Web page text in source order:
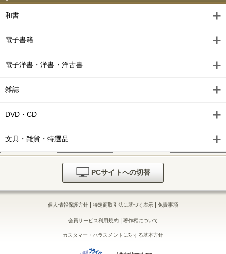
誌]
Comic ZERO-SUM (コミック ゼロサム) 2025年11月号[雑
Comic ZERO-SUM (コミック ゼロサム) 2025年10月号[雑
Comic ZERO-SUM (コミック ゼロサム) 2025年8月号[雑誌]
Comic ZERO-SUM (コミック ゼロサム) 2025年7月号[雑誌]
Comic ZERO-SUM (コミック ゼロサム) 2025年6月号[雑誌]
Comic ZERO-SUM (コミック ゼロサム) 2025年5月号[雑誌]
Comic ZERO-SUM (コミック ゼロサム) 2025年3月号[雑誌]
Comic ZERO-SUM (コミック ゼロサム) 2025年2月号[雑誌]
和書
電子書籍
電子洋書・洋書・洋古書
雑誌
DVD・CD
文具・雑貨・特選品
PCサイトへの切替
個人情報保護方針 | 特定商取引法に基づく表示 | 免責事項
会員サービス利用規約| 著作権について
カスタマー・ハラスメントに対する基本方針